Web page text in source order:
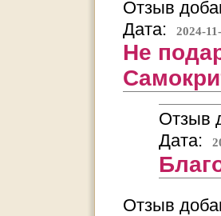
Отзыв
Дата:
2024-
Не
Отзыв
Дата:
Отзыв